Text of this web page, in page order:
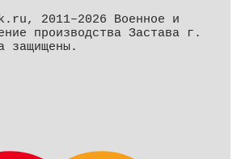
2011–2026 Военное и
производства Застава г.
защищены.